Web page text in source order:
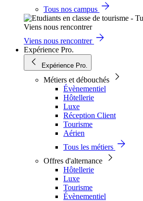
Tous nos campus
Viens nous rencontrer
Viens nous rencontrer
Expérience Pro.
Expérience Pro.
Métiers et débouchés
Évènementiel
Hôtellerie
Luxe
Réception Client
Tourisme
Aérien
Tous les métiers
Offres d'alternance
Hôtellerie
Luxe
Tourisme
Évènementiel